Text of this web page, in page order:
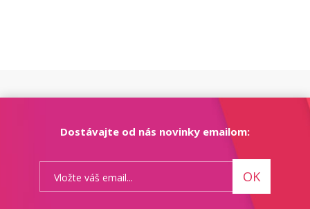
Dostávajte od nás novinky emailom:
OK